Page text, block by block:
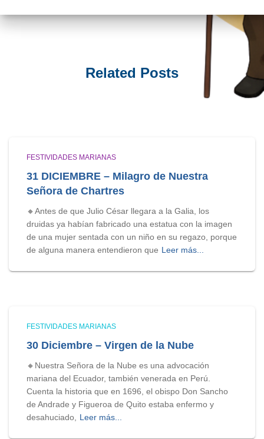
Related Posts
FESTIVIDADES MARIANAS
31 DICIEMBRE – Milagro de Nuestra
Señora de Chartres
🔸Antes de que Julio César llegara a la Galia, los
druidas ya habían fabricado una estatua con la imagen
de una mujer sentada con un niño en su regazo, porque
de alguna manera entendieron que Leer más...
FESTIVIDADES MARIANAS
30 Diciembre – Virgen de la Nube
🔸Nuestra Señora de la Nube es una advocación
mariana del Ecuador, también venerada en Perú.
Cuenta la historia que en 1696, el obispo Don Sancho
de Andrade y Figueroa de Quito estaba enfermo y
desahuciado,
Leer más...